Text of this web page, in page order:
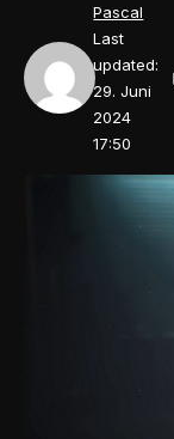
Last
updated:
29. Juni
2024
17:50
Pascal